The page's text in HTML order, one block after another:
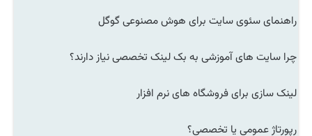
راهنمای سئوی سایت برای هوش مصنوعی گوگل
چرا سایت های آموزشی به بک لینک تخصصی نیاز دارند؟
لینک سازی برای فروشگاه های نرم افزار
رپورتاژ عمومی یا تخصصی؟